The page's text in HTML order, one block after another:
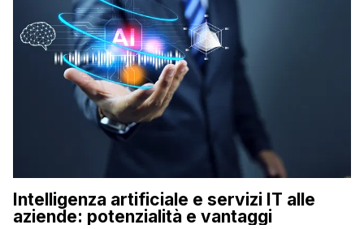
Intelligenza artificiale e servizi IT alle
aziende: potenzialità e vantaggi